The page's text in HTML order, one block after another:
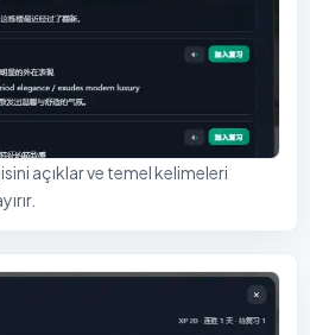
açıklar ve temel kelimeleri